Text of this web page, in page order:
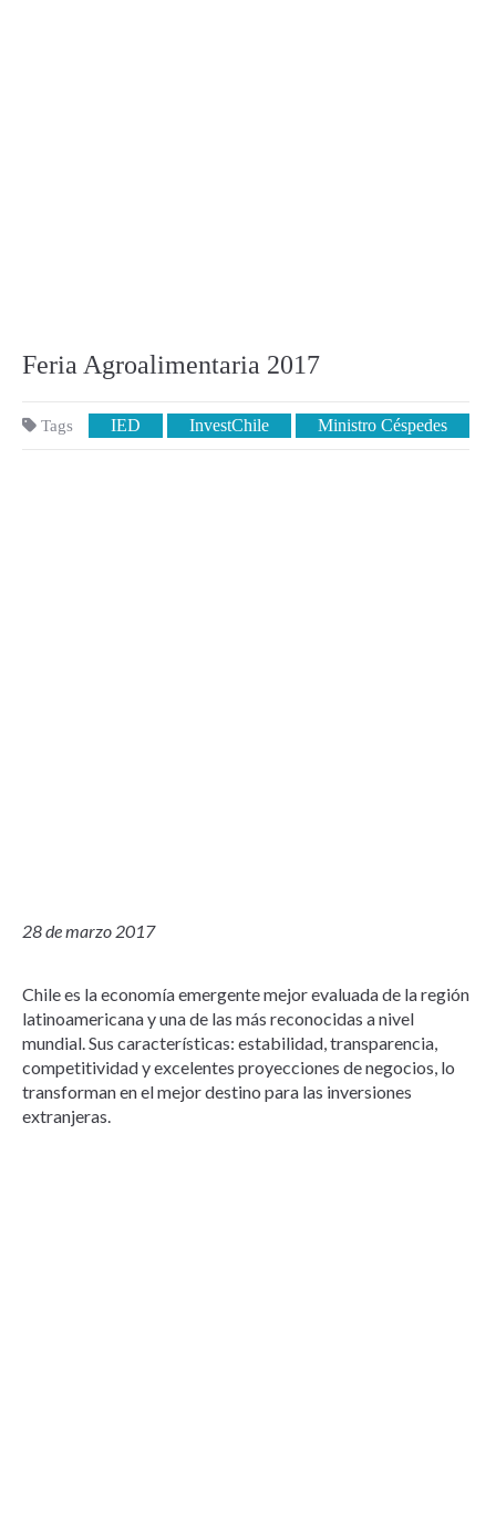
Feria Agroalimentaria 2017
Tags IED InvestChile Ministro Céspedes
28 de marzo 2017
Chile es la economía emergente mejor evaluada de la región
latinoamericana y una de las más reconocidas a nivel
mundial. Sus características: estabilidad, transparencia,
competitividad y excelentes proyecciones de negocios, lo
transforman en el mejor destino para las inversiones
extranjeras.